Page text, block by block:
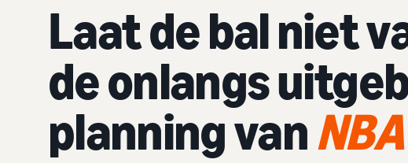
Laat de bal niet
de onlangs
planning van